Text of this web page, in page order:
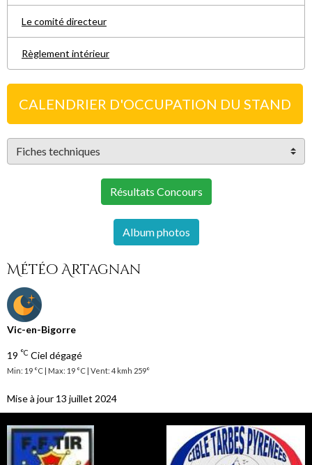
Le comité directeur
Règlement intérieur
CALENDRIER D'OCCUPATION DU STAND
Résultats Concours
Album photos
Météo Artagnan
Vic-en-Bigorre
19 °C Ciel dégagé
Min: 19 °C | Max: 19 °C | Vent: 4 kmh 259°
Mise à jour 13 juillet 2024